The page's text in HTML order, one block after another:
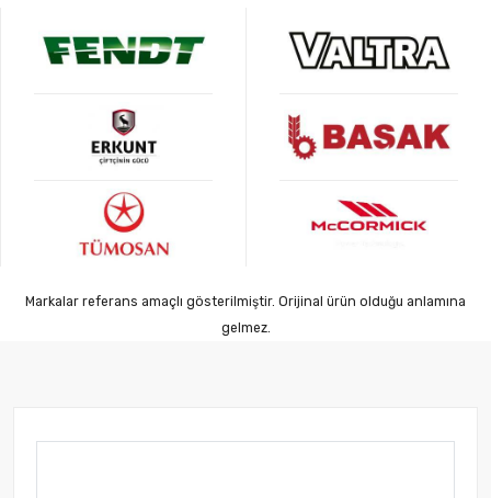
Markalar referans amaçlı gösterilmiştir. Orijinal ürün olduğu anlamına
gelmez.